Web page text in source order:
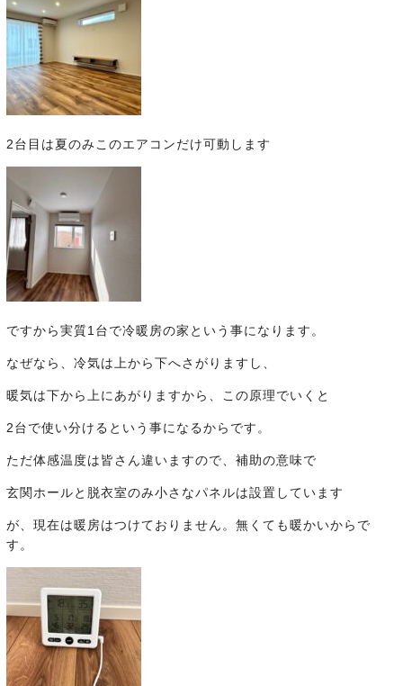
2台目は夏のみこのエアコンだけ可動します
ですから実質1台で冷暖房の家という事になります。
なぜなら、冷気は上から下へさがりますし、
暖気は下から上にあがりますから、この原理でいくと
2台で使い分けるという事になるからです。
ただ体感温度は皆さん違いますので、補助の意味で
玄関ホールと脱衣室のみ小さなパネルは設置しています
が、現在は暖房はつけておりません。無くても暖かいからで
す。